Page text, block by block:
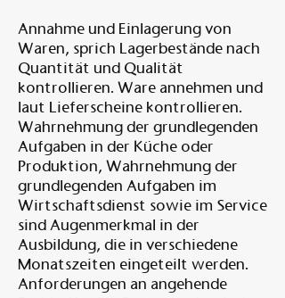
Annahme und Einlagerung von
Waren, sprich Lagerbestände nach
Quantität und Qualität
kontrollieren. Ware annehmen und
laut Lieferscheine kontrollieren.
Wahrnehmung der grundlegenden
Aufgaben in der Küche oder
Produktion, Wahrnehmung der
grundlegenden Aufgaben im
Wirtschaftsdienst sowie im Service
sind Augenmerkmal in der
Ausbildung, die in verschiedene
Monatszeiten eingeteilt werden.
Anforderungen an angehende